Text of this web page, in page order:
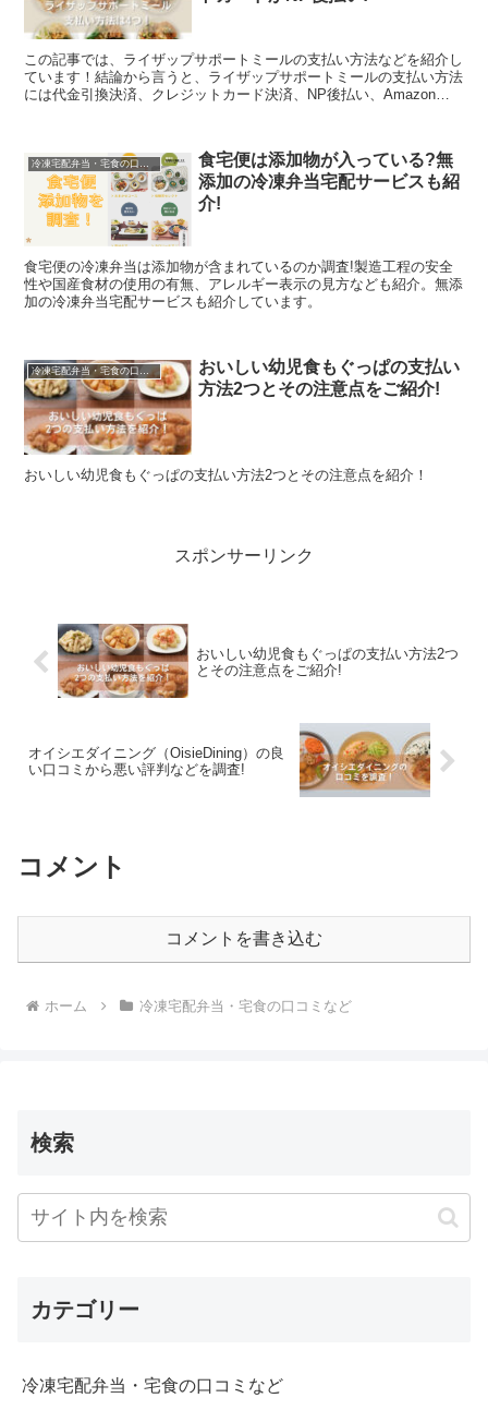
この記事では、ライザップサポートミールの支払い方法などを紹介し
ています！結論から言うと、ライザップサポートミールの支払い方法
には代金引換決済、クレジットカード決済、NP後払い、Amazon
食宅便は添加物が入っている?無
添加の冷凍弁当宅配サービスも紹
介!
食宅便の冷凍弁当は添加物が含まれているのか調査!製造工程の安全
性や国産食材の使用の有無、アレルギー表示の見方なども紹介。無添
加の冷凍弁当宅配サービスも紹介しています。
冷凍宅配弁当・宅食の口コミなど
おいしい幼児食もぐっぱの支払い
方法2つとその注意点をご紹介!
おいしい幼児食もぐっぱの支払い方法2つとその注意点を紹介！
スポンサーリンク
おいしい幼児食もぐっぱの支払い方法2つ
とその注意点をご紹介!
オイシエダイニング（OisieDining）の良
い口コミから悪い評判などを調査!
コメント
コメントを書き込む
ホーム 冷凍宅配弁当・宅食の口コミなど
検索
カテゴリー
冷凍宅配弁当・宅食の口コミなど